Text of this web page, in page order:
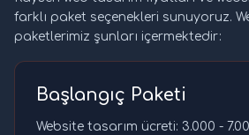
farklı paket seçenekleri sunuyoruz.
paketlerimiz şunları içermektedir:
Başlangıç Paketi
Website tasarım ücreti: 3.000 -